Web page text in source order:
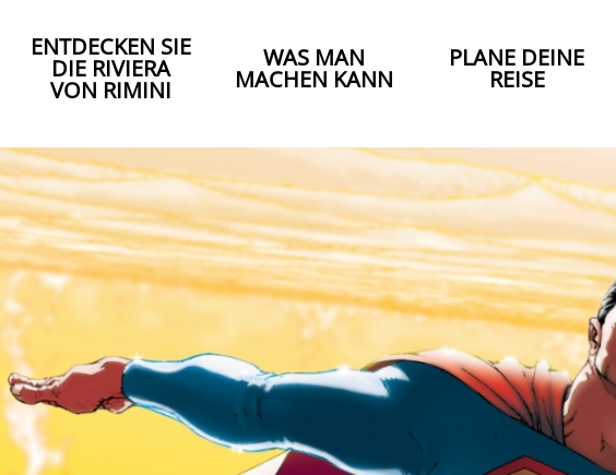
ENTDECKEN SIE
DIE RIVIERA
VON RIMINI
WAS MAN
MACHEN KANN
PLANE DEINE
REISE